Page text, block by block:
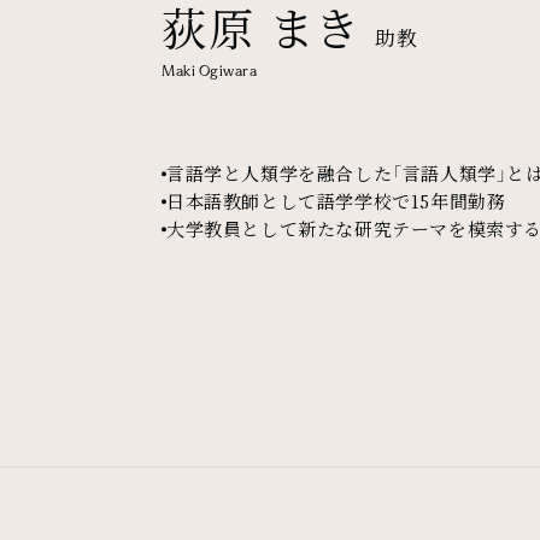
荻原 まき助教
Maki Ogiwara
言語学と人類学を融合した「言語人類学」と
日本語教師として語学学校で15年間勤務
大学教員として新たな研究テーマを模索す